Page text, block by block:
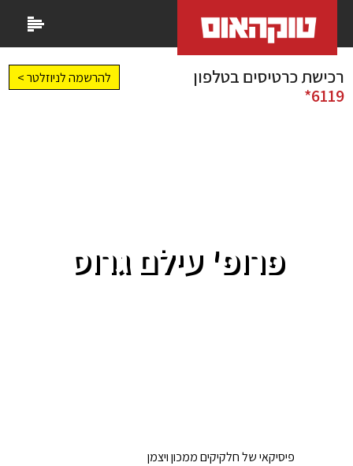
רכישת כרטיסים בטלפון
6119*
להרשמה לניוזלטר >
פרופ' עילם גרוס
פיסיקאי של חלקיקים ממכון ויצמן